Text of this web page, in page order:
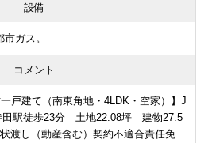
設備
ガス。
コメント
戸建て（南東角地・4LDK・空家）】J
田駅徒歩23分 土地22.08坪 建物27.5
し（動産含む）契約不適合責任免